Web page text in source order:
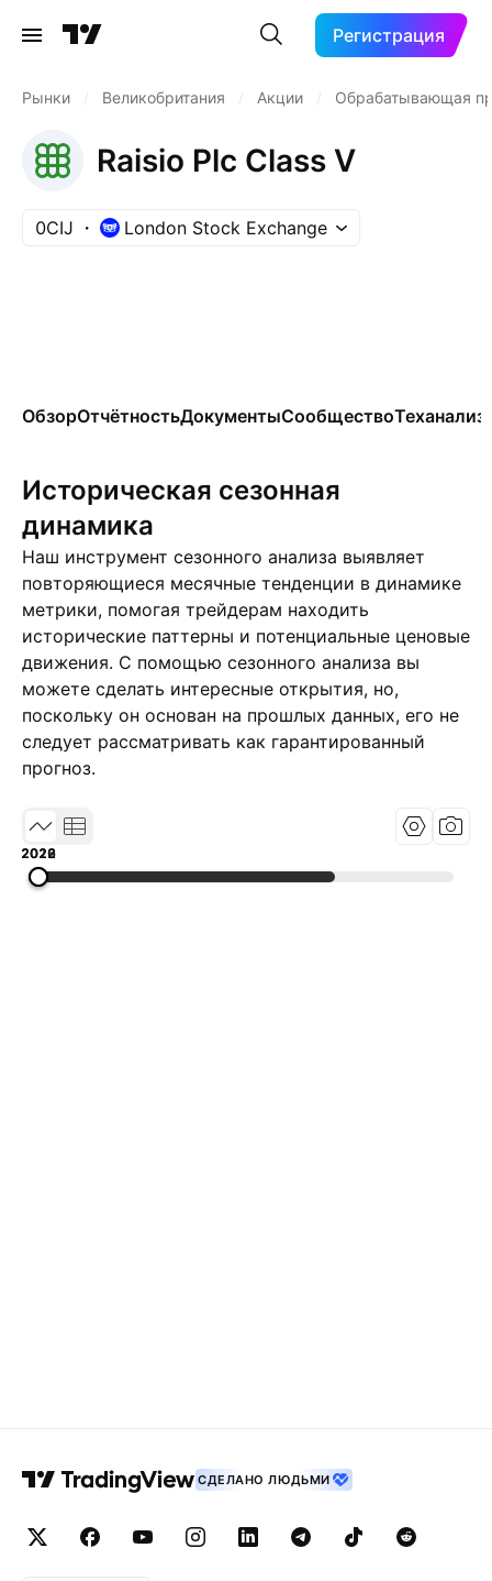
Регистрация
Рынки Великобритания Акции Обрабатывающая
Raisio Plc Class V
0CIJ London Stock Exchange
ОбзорОтчётностьДокументыСообществоТеханализ
Историческая сезонная
динамика
Наш инструмент сезонного анализа выявляет
повторяющиеся месячные тенденции в динамике
метрики, помогая трейдерам находить
исторические паттерны и потенциальные ценовые
движения. С помощью сезонного анализа вы
можете сделать интересные открытия, но,
поскольку он основан на прошлых данных, его не
следует рассматривать как гарантированный
прогноз.
2019
2022
2026
СДЕЛАНО ЛЮДЬМИ